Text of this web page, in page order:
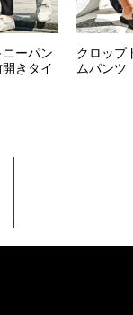
ーパン
きタイ
クロップ
ムパンツ